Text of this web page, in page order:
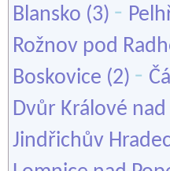
Blansko (3) -
Rožnov pod
Boskovice (2) -
Dvůr Králové
Jindřichův Hradec